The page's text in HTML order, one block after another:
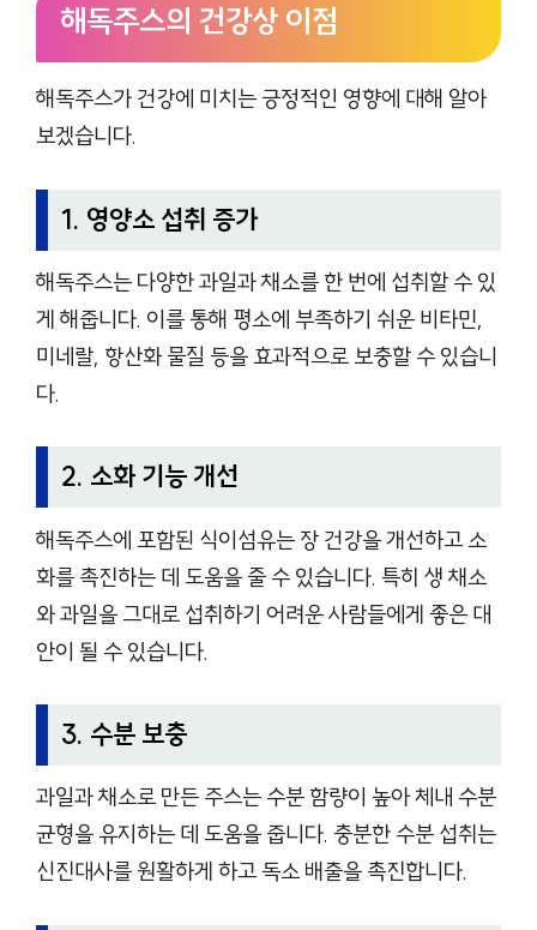
해독주스의 건강상 이점
해독주스가 건강에 미치는 긍정적인 영향에 대해 알아
보겠습니다.
1. 영양소 섭취 증가
해독주스는 다양한 과일과 채소를 한 번에 섭취할 수 있
게 해줍니다. 이를 통해 평소에 부족하기 쉬운 비타민,
미네랄, 항산화 물질 등을 효과적으로 보충할 수 있습니
다.
2. 소화 기능 개선
해독주스에 포함된 식이섬유는 장 건강을 개선하고 소
화를 촉진하는 데 도움을 줄 수 있습니다. 특히 생 채소
와 과일을 그대로 섭취하기 어려운 사람들에게 좋은 대
안이 될 수 있습니다.
3. 수분 보충
과일과 채소로 만든 주스는 수분 함량이 높아 체내 수분
균형을 유지하는 데 도움을 줍니다. 충분한 수분 섭취는
신진대사를 원활하게 하고 독소 배출을 촉진합니다.